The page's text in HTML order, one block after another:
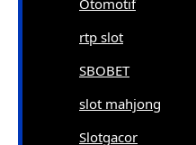
Otomotif
rtp slot
SBOBET
slot mahjong
Slotgacor